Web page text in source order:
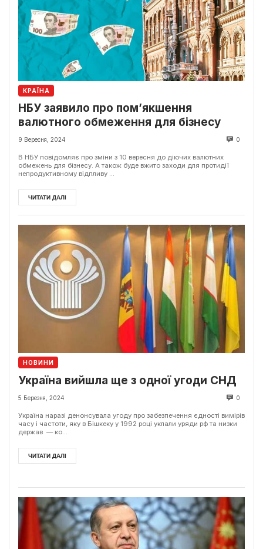
КРАЇНА
НБУ заявило про пом’якшення
валютного обмеження для бізнесу
9 Вересня, 2024 0
В НБУ повідомляє про зміни з 10 вересня до діючих валютних
обмежень для бізнесу. А також буде вжито заходи для протидії
непродуктивному відпливу ...
ЧИТАТИ ДАЛІ
НОВИНИ
Україна вийшла ще з одної угоди СНД
5 Березня, 2024 0
Україна наразі денонсувала угоду про забезпечення єдності вимірів
часу і частоти, яку в Бішкеку у 1992 році уклали уряди рф та низки
держав — ко...
ЧИТАТИ ДАЛІ